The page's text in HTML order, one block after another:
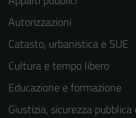
Autorizzazioni
Catasto, urbanistica e SUE
Cultura e tempo libero
Educazione e formazione
Giustizia, sicurezza